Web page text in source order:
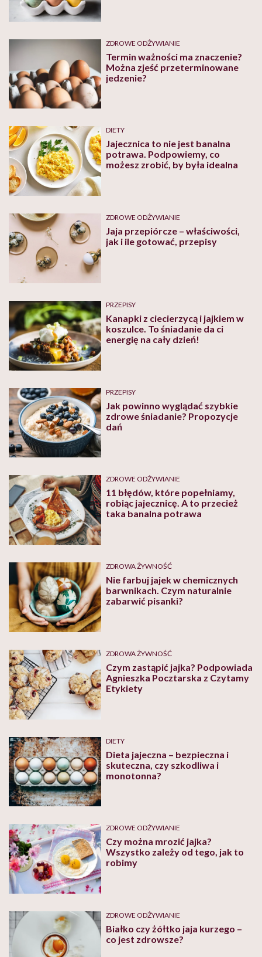
ZDROWE ODŻYWIANIE
Termin ważności ma znaczenie?
Można zjeść przeterminowane
jedzenie?
DIETY
Jajecznica to nie jest banalna
potrawa. Podpowiemy, co
możesz zrobić, by była idealna
ZDROWE ODŻYWIANIE
Jaja przepiórcze – właściwości,
jak i ile gotować, przepisy
PRZEPISY
Kanapki z ciecierzycą i jajkiem w
koszulce. To śniadanie da ci
energię na cały dzień!
PRZEPISY
Jak powinno wyglądać szybkie
zdrowe śniadanie? Propozycje
dań
ZDROWE ODŻYWIANIE
11 błędów, które popełniamy,
robiąc jajecznicę. A to przecież
taka banalna potrawa
ZDROWA ŻYWNOŚĆ
Nie farbuj jajek w chemicznych
barwnikach. Czym naturalnie
zabarwić pisanki?
ZDROWA ŻYWNOŚĆ
Czym zastąpić jajka? Podpowiada
Agnieszka Pocztarska z Czytamy
Etykiety
DIETY
Dieta jajeczna – bezpieczna i
skuteczna, czy szkodliwa i
monotonna?
ZDROWE ODŻYWIANIE
Czy można mrozić jajka?
Wszystko zależy od tego, jak to
robimy
ZDROWE ODŻYWIANIE
Białko czy żółtko jaja kurzego –
co jest zdrowsze?